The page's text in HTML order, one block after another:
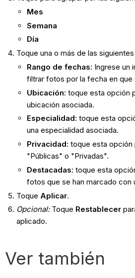
Mes
Semana
Día
Toque una o más de las
Rango de fechas: Ingrese un
filtrar fotos por la fecha en
Ubicación: toque esta opción
ubicación asociada.
Especialidad: toque esta
una especialidad asociada.
Privacidad: toque esta opción
"Públicas" o "Privadas".
Destacadas: toque esta
fotos que se han marcado con
Toque Aplicar.
Opcional:Toque Restablecer
aplicado.
Ver también